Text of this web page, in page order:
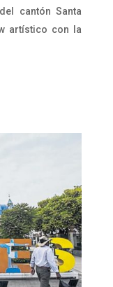
cantón Santa
artístico con la